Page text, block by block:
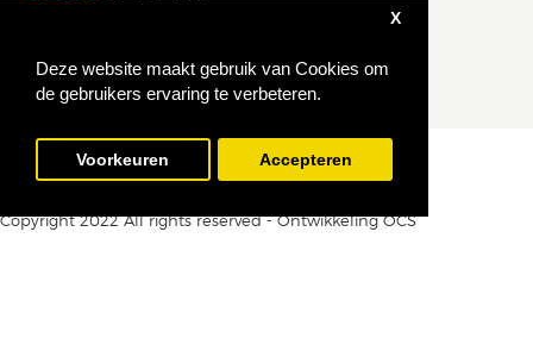
Deze website maakt gebruik van Cookies om
de gebruikers ervaring te verbeteren.
X
Voorkeuren Accepteren
Copyright 2022 All rights reserved - Ontwikkeling OCS